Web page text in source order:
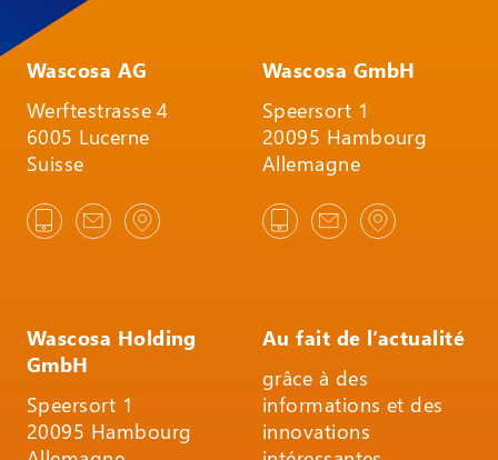
Wascosa AG
Werftestrasse 4
6005 Lucerne
Suisse
Wascosa GmbH
Speersort 1
20095 Hambourg
Allemagne
Wascosa Holding
GmbH
Speersort 1
20095 Hambourg
Au fait de l’actualité
grâce à des
informations et des
innovations